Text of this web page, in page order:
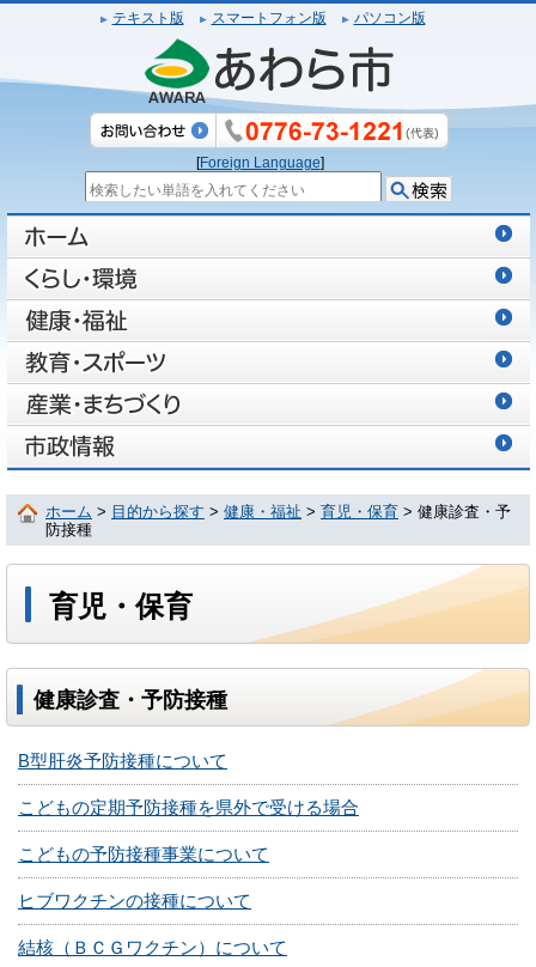
テキスト版 スマートフォン版 パソコン版
[Foreign Language]
ホーム > 目的から探す > 健康・福祉 > 育児・保育 > 健康診査・予
防接種
育児・保育
健康診査・予防接種
B型肝炎予防接種について
こどもの定期予防接種を県外で受ける場合
こどもの予防接種事業について
ヒブワクチンの接種について
結核（ＢＣＧワクチン）について